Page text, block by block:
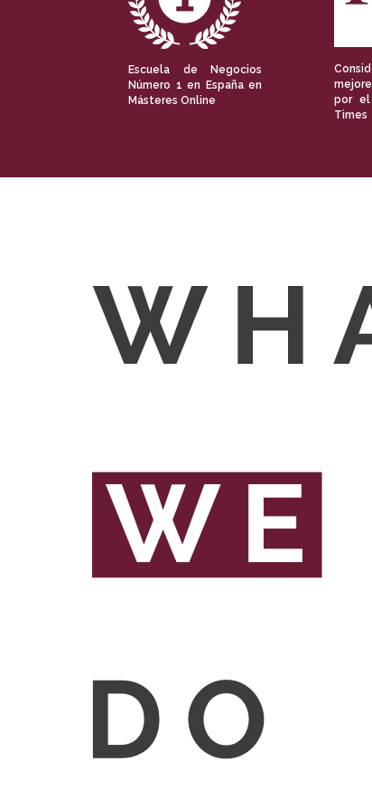
Escuela de Negocios
Número 1 en España en
Másteres Online
por el
Times